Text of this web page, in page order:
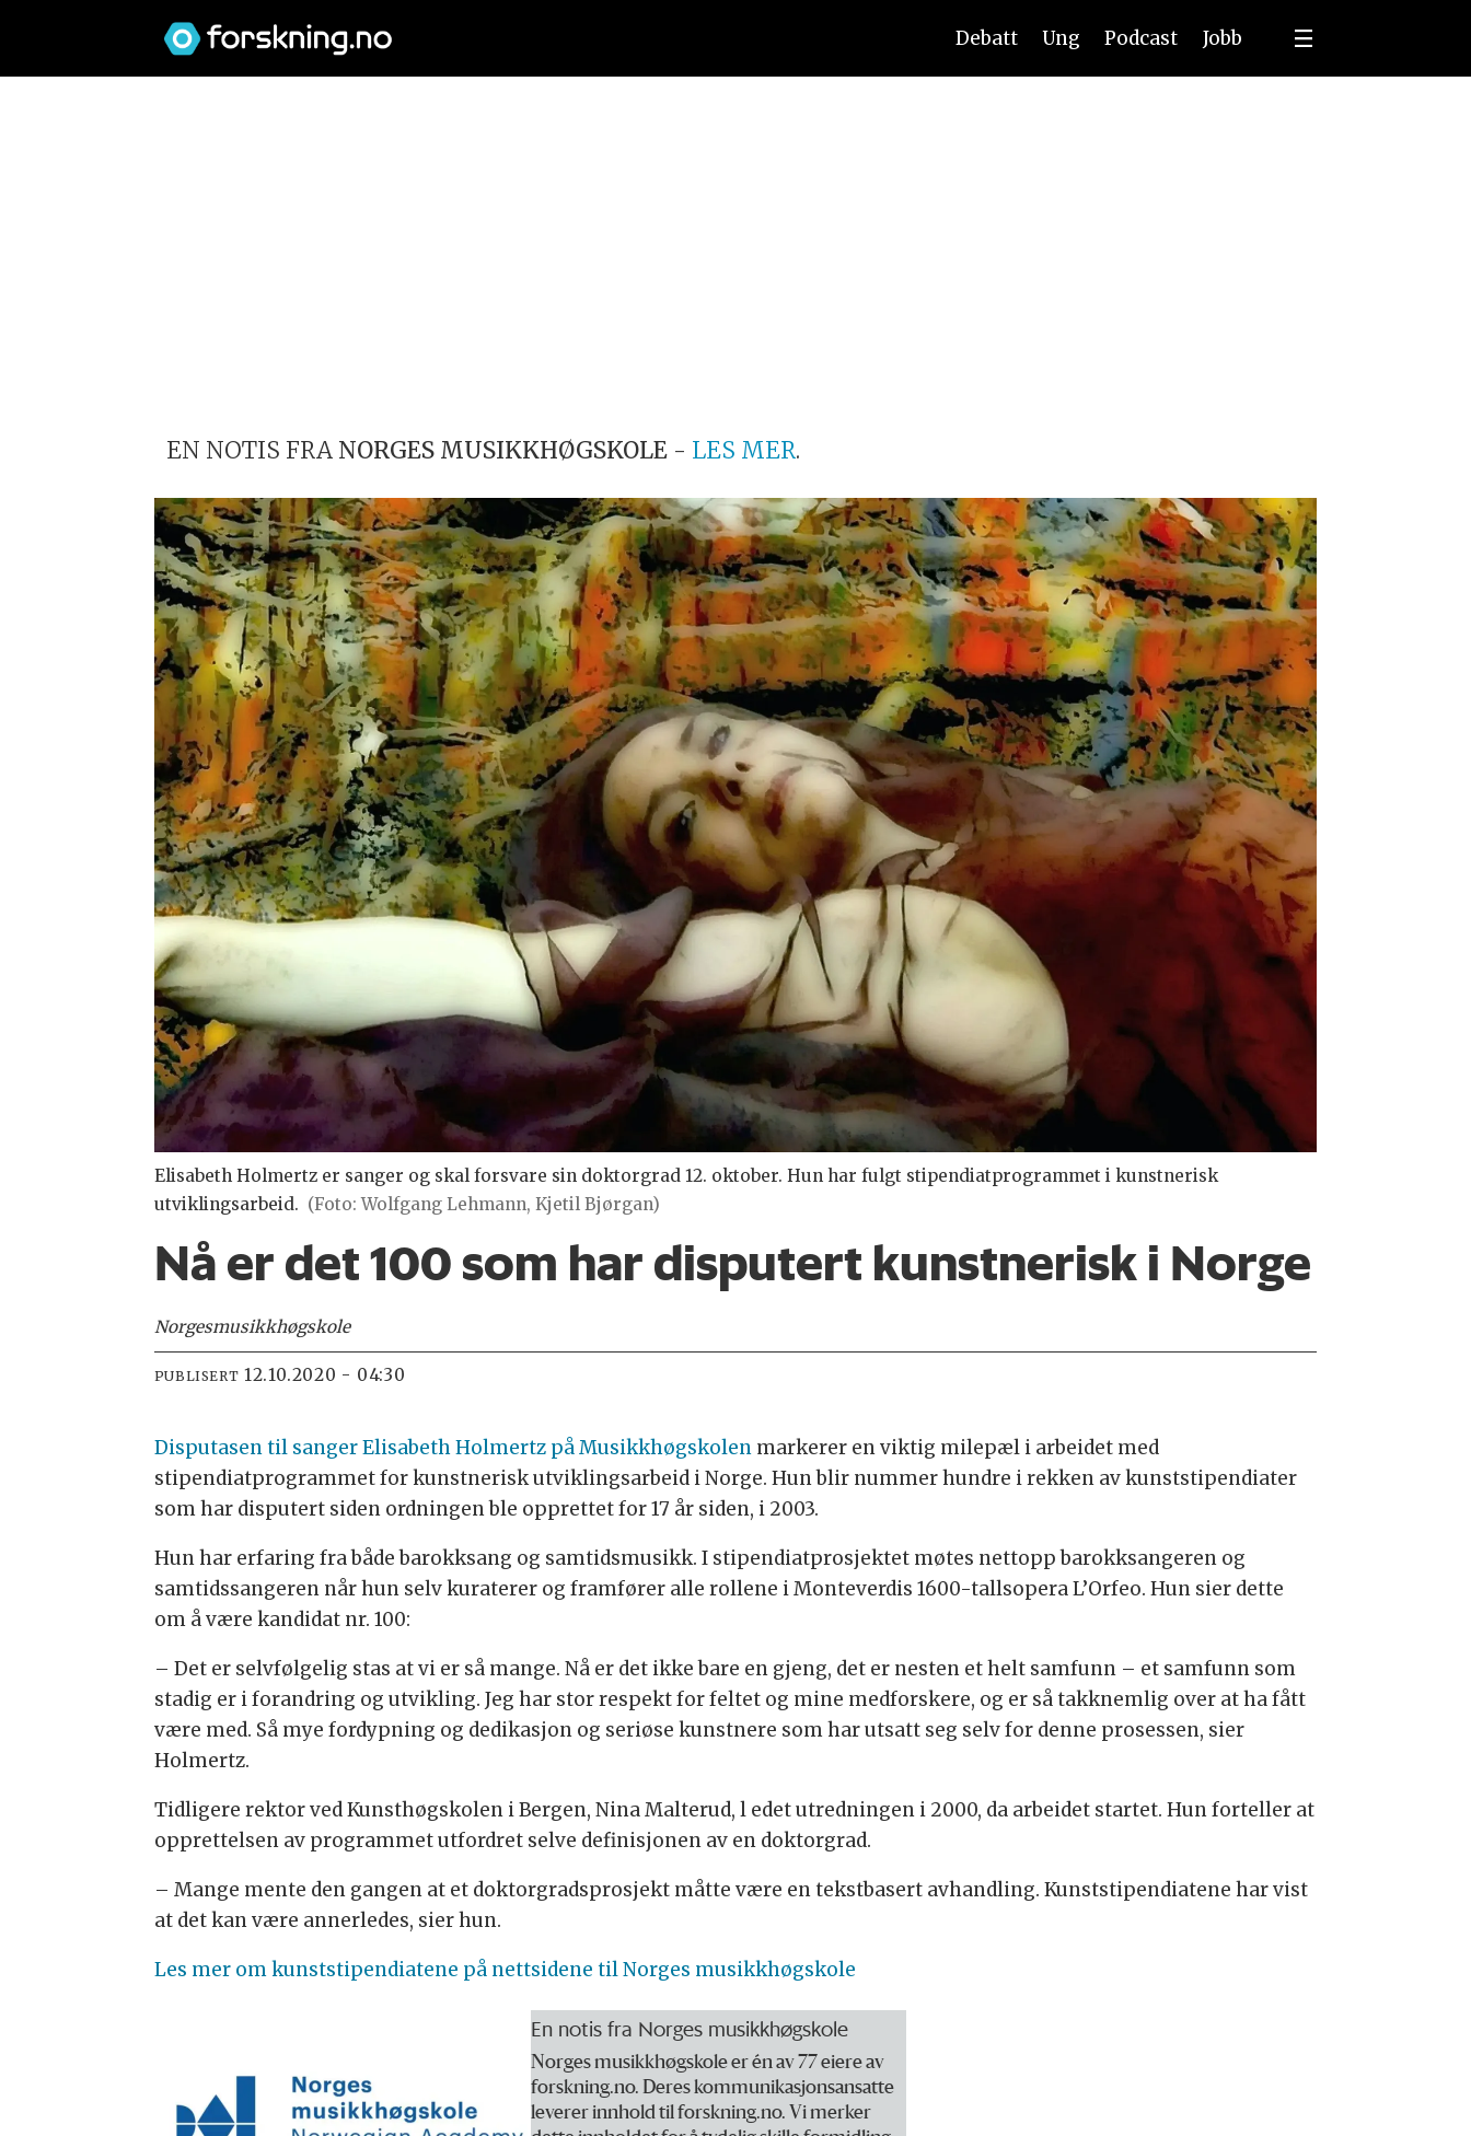
Debatt Ung Podcast Jobb
EN NOTIS FRA NORGES MUSIKKHØGSKOLE- LES MER.
Elisabeth Holmertz er sanger og skal forsvare sin doktorgrad 12. oktober. Hun har fulgt stipendiatprogrammet i kunstnerisk
utviklingsarbeid. (Foto: Wolfgang Lehmann, Kjetil Bjørgan)
Nå er det 100 som har disputert kunstnerisk i Norge
Norgesmusikkhøgskole
PUBLISERT 12.10.2020 - 04:30
Disputasen til sanger Elisabeth Holmertz på Musikkhøgskolenmarkerer en viktig milepæl i arbeidet med
stipendiatprogrammet for kunstnerisk utviklingsarbeid i Norge. Hun blir nummer hundre i rekken av kunststipendiater
som har disputert siden ordningen ble opprettet for 17 år siden, i 2003.
Hun har erfaring fra både barokksang og samtidsmusikk. I stipendiatprosjektet møtes nettopp barokksangeren og
samtidssangeren når hun selv kuraterer og framfører alle rollene i Monteverdis 1600-tallsopera L’Orfeo. Hun sier dette
om å være kandidat nr. 100:
– Det er selvfølgelig stas at vi er så mange. Nå er det ikke bare en gjeng, det er nesten et helt samfunn – et samfunn som
stadig er i forandring og utvikling. Jeg har stor respekt for feltet og mine medforskere, og er så takknemlig over at ha fått
være med. Så mye fordypning og dedikasjon og seriøse kunstnere som har utsatt seg selv for denne prosessen, sier
Holmertz.
Tidligere rektor ved Kunsthøgskolen i Bergen, Nina Malterud, l edet utredningen i 2000, da arbeidet startet. Hun forteller at
opprettelsen av programmet utfordret selve definisjonen av en doktorgrad.
– Mange mente den gangen at et doktorgradsprosjekt måtte være en tekstbasert avhandling. Kunststipendiatene har vist
at det kan være annerledes, sier hun.
Les mer om kunststipendiatene på nettsidene til Norges musikkhøgskole
En notis fra Norges musikkhøgskole
Norges musikkhøgskole er én av 77 eiere av
forskning.no. Deres kommunikasjonsansatte
leverer innhold til forskning.no. Vi merker